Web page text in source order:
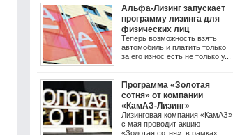
Альфа-Лизинг запускает
программу лизинга для
физических лиц
Теперь возможность взять
автомобиль и платить только
за его износ есть не только у...
Программа «Золотая
сотня» от компании
«КамАЗ-Лизинг»
Лизинговая компания «КамАЗ»
с мая проводит акцию
«Золотая сотня», в рамках